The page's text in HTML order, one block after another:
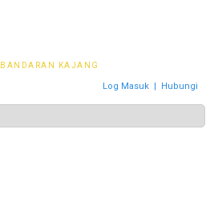
KAJANG
Log Masuk | Hubungi